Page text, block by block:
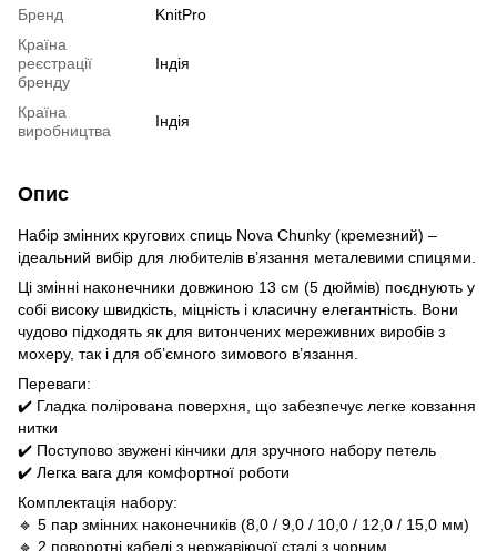
Бренд
KnitPro
Країна
реєстрації
бренду
Індія
Країна
виробництва
Індія
Опис
Набір змінних кругових спиць Nova Chunky (кремезний) –
ідеальний вибір для любителів в’язання металевими спицями.
Ці змінні наконечники довжиною 13 см (5 дюймів) поєднують у
собі високу швидкість, міцність і класичну елегантність. Вони
чудово підходять як для витончених мереживних виробів з
мохеру, так і для об’ємного зимового в’язання.
Переваги:
✔️ Гладка полірована поверхня, що забезпечує легке ковзання
нитки
✔️ Поступово звужені кінчики для зручного набору петель
✔️ Легка вага для комфортної роботи
Комплектація набору:
🔹 5 пар змінних наконечників (8,0 / 9,0 / 10,0 / 12,0 / 15,0 мм)
🔹 2 поворотні кабелі з нержавіючої сталі з чорним